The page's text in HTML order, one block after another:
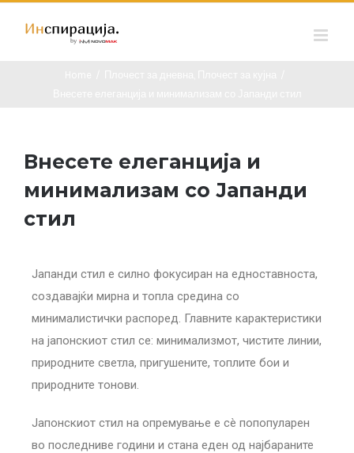
Внесете елеганција и
минимализам со Јапанди
стил
Јапанди стил е силно фокусиран на едноставноста,
создавајќи мирна и топла средина со
минималистички распоред. Главните карактеристики
на јапонскиот стил се: минимализмот, чистите линии,
природните светла, пригушените, топлите бои и
природните тонови.
Јапонскиот стил на опремување е сè попопуларен
во последниве години и стана еден од најбараните